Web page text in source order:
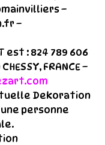
–
–
est : 824 789 606
FRANCE –
Dekoration
personne